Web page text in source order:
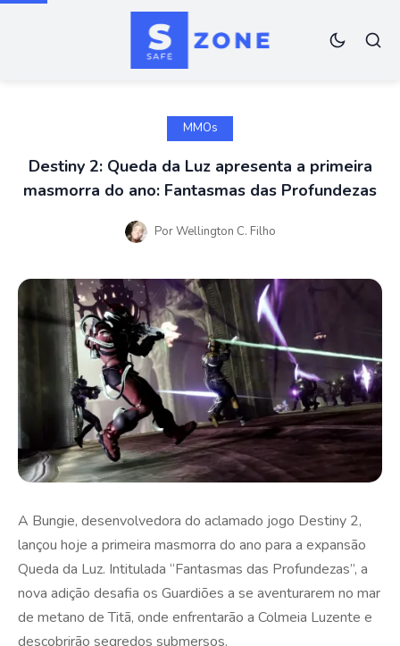
MMOs
Destiny 2: Queda da Luz apresenta a primeira
masmorra do ano: Fantasmas das Profundezas
PorWellington C. Filho
A Bungie, desenvolvedora do aclamado jogo Destiny 2,
lançou hoje a primeira masmorra do ano para a expansão
Queda da Luz. Intitulada “Fantasmas das Profundezas”, a
nova adição desafia os Guardiões a se aventurarem no mar
de metano de Titã, onde enfrentarão a Colmeia Luzente e
descobrirão segredos submersos.